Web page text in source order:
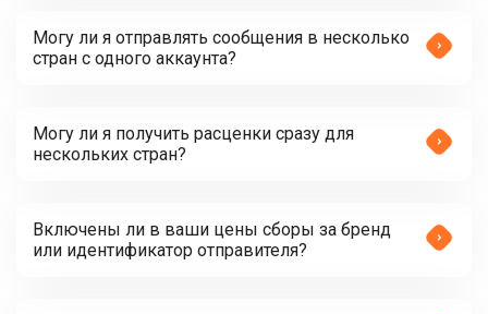
Могу ли я отправлять сообщения в несколько
стран с одного аккаунта?
Могу ли я получить расценки сразу для
нескольких стран?
Включены ли в ваши цены сборы за бренд
или идентификатор отправителя?